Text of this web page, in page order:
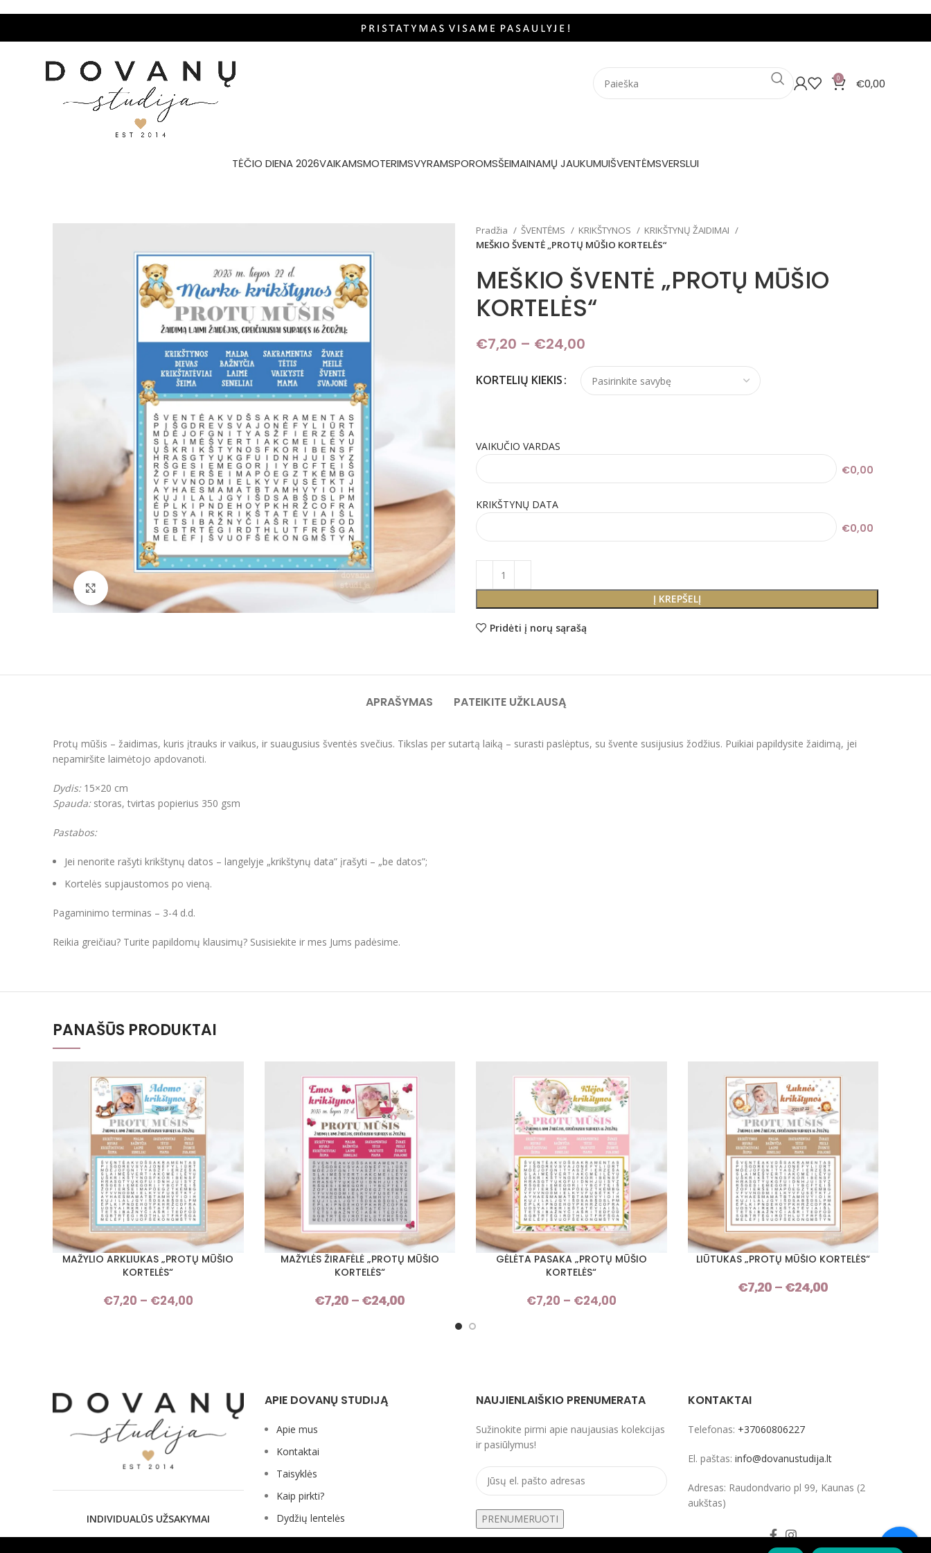
0 €0,00
TĖČIO DIENA 2026VAIKAMSMOTERIMSVYRAMSPOROMSŠEIMAINAMŲ JAUKUMUIŠVENTĖMSVERSLUI
Padidinti
Pradžia ŠVENTĖMS KRIKŠTYNOS
KRIKŠTYNŲ ŽAIDIMAI
MEŠKIO ŠVENTĖ „PROTŲ MŪŠIO KORTELĖS“
MEŠKIO ŠVENTĖ „PROTŲ MŪŠIO
KORTELĖS“
€7,20 – €24,00
KORTELIŲ KIEKIS
VAIKUČIO VARDAS
€0,00
KRIKŠTYNŲ DATA
€0,00
Į KREPŠELĮ
Pridėti į norų sąrašą
APRAŠYMAS PATEIKITE UŽKLAUSĄ
Protų mūšis – žaidimas, kuris įtrauks ir vaikus, ir suaugusius šventės svečius. Tikslas per sutartą laiką – surasti paslėptus, su švente susijusius žodžius. Puikiai papildysite žaidimą, jei
nepamiršite laimėtojo apdovanoti.
Dydis:15×20 cm
Spauda:storas, tvirtas popierius 350 gsm
Pastabos:
Jei nenorite rašyti krikštynų datos – langelyje „krikštynų data” įrašyti – „be datos”;
Kortelės supjaustomos po vieną.
Pagaminimo terminas – 3-4 d.d.
Reikia greičiau? Turite papildomų klausimų? Susisiekite ir mes Jums padėsime.
PANAŠŪS PRODUKTAI
PASIRINKTI SAVYBES
MAŽYLIO ARKLIUKAS „PROTŲ MŪŠIO
KORTELĖS“
€7,20 – €24,00
PASIRINKTI SAVYBES
MAŽYLĖS ŽIRAFĖLĖ „PROTŲ MŪŠIO
KORTELĖS“
€7,20 – €24,00
PASIRINKTI SAVYBES
GĖLĖTA PASAKA „PROTŲ MŪŠIO
KORTELĖS“
€7,20 – €24,00
PASIRINKTI SAVYBES
LIŪTUKAS „PROTŲ MŪŠIO KORTELĖS“
€7,20 – €24,00
INDIVIDUALŪS UŽSAKYMAI
APIE DOVANŲ STUDIJĄ
Apie mus
Kontaktai
Taisyklės
Kaip pirkti?
Dydžių lentelės
NAUJIENLAIŠKIO PRENUMERATA
Sužinokite pirmi apie naujausias kolekcijas
ir pasiūlymus!
KONTAKTAI
Telefonas: +37060806227
El. paštas: info@dovanustudija.lt
Adresas: Raudondvario pl 99, Kaunas (2
aukštas)